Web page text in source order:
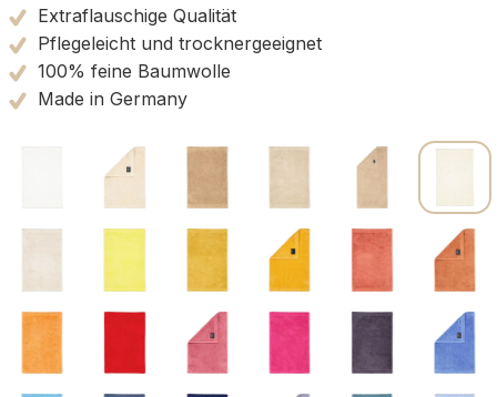
Extraflauschige Qualität
Pflegeleicht und trocknergeeignet
100% feine Baumwolle
Made in Germany